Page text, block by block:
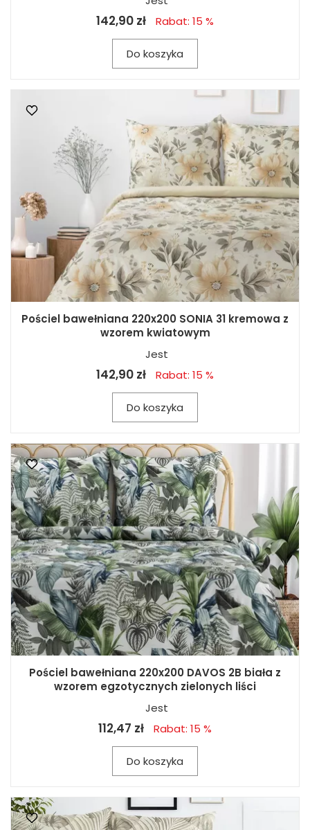
142,90 zł Rabat: 15 %
Do koszyka
Pościel bawełniana 220x200 SONIA 31 kremowa z
wzorem kwiatowym
Jest
142,90 zł Rabat: 15 %
Do koszyka
Pościel bawełniana 220x200 DAVOS 2B biała z
wzorem egzotycznych zielonych liści
Jest
112,47 zł Rabat: 15 %
Do koszyka